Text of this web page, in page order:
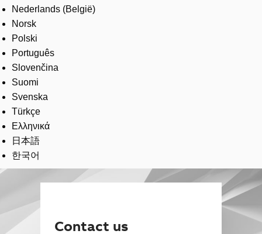
Nederlands (België)
Norsk
Polski
Português
Slovenčina
Suomi
Svenska
Türkçe
Ελληνικά
日本語
한국어
Contact us